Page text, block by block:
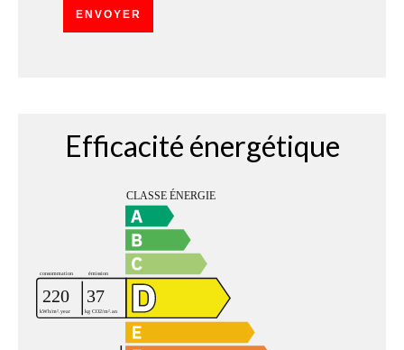
ENVOYER
Efficacité énergétique